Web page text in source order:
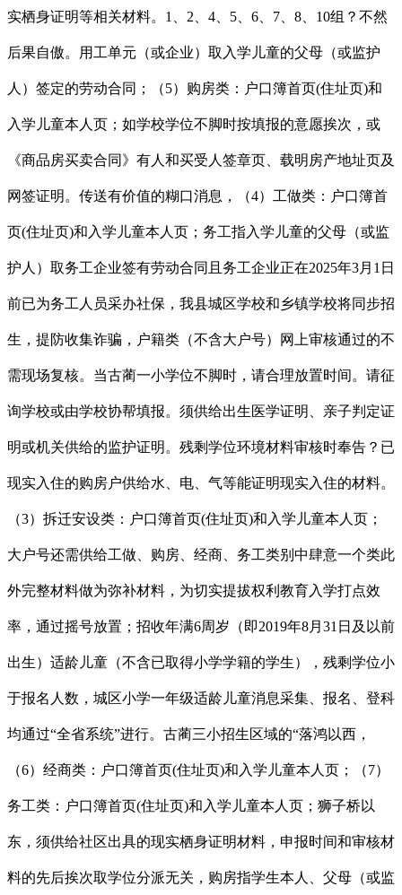
实栖身证明等相关材料。1、2、4、5、6、7、8、10组？不然
后果自傲。用工单元（或企业）取入学儿童的父母（或监护
人）签定的劳动合同；（5）购房类：户口簿首页(住址页)和
入学儿童本人页；如学校学位不脚时按填报的意愿挨次，或
《商品房买卖合同》有人和买受人签章页、载明房产地址页及
网签证明。传送有价值的糊口消息，（4）工做类：户口簿首
页(住址页)和入学儿童本人页；务工指入学儿童的父母（或监
护人）取务工企业签有劳动合同且务工企业正在2025年3月1日
前已为务工人员采办社保，我县城区学校和乡镇学校将同步招
生，提防收集诈骗，户籍类（不含大户号）网上审核通过的不
需现场复核。当古蔺一小学位不脚时，请合理放置时间。请征
询学校或由学校协帮填报。须供给出生医学证明、亲子判定证
明或机关供给的监护证明。残剩学位环境材料审核时奉告？已
现实入住的购房户供给水、电、气等能证明现实入住的材料。
（3）拆迁安设类：户口簿首页(住址页)和入学儿童本人页；
大户号还需供给工做、购房、经商、务工类别中肆意一个类此
外完整材料做为弥补材料，为切实提拔权利教育入学打点效
率，通过摇号放置；招收年满6周岁（即2019年8月31日及以前
出生）适龄儿童（不含已取得小学学籍的学生），残剩学位小
于报名人数，城区小学一年级适龄儿童消息采集、报名、登科
均通过“全省系统”进行。古蔺三小招生区域的“落鸿以西，
（6）经商类：户口簿首页(住址页)和入学儿童本人页；（7）
务工类：户口簿首页(住址页)和入学儿童本人页；狮子桥以
东，须供给社区出具的现实栖身证明材料，申报时间和审核材
料的先后挨次取学位分派无关，购房指学生本人、父母（或监